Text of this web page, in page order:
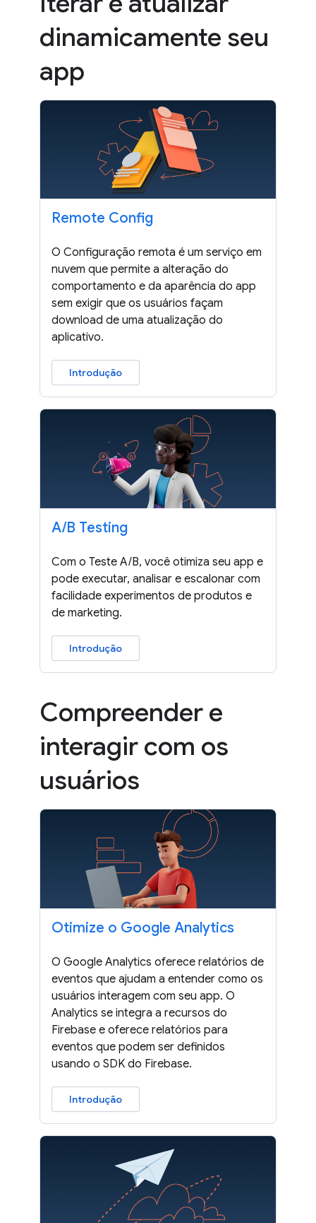
dinamicamente seu
app
Remote Config
O Configuração remota é um serviço em
nuvem que permite a alteração do
comportamento e da aparência do app
sem exigir que os usuários façam
download de uma atualização do
aplicativo.
Introdução
A/B Testing
Com o Teste A/B, você otimiza seu app e
pode executar, analisar e escalonar com
facilidade experimentos de produtos e
de marketing.
Introdução
Compreender e
interagir com os
usuários
Otimize o Google Analytics
O Google Analytics oferece relatórios de
eventos que ajudam a entender como os
usuários interagem com seu app. O
Analytics se integra a recursos do
Firebase e oferece relatórios para
eventos que podem ser definidos
usando o SDK do Firebase.
Introdução